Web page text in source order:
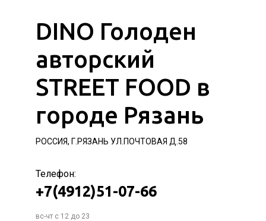
DINO Голоден
авторский
STREET FOOD в
городе Рязань
РОССИЯ, Г.РЯЗАНЬ УЛ.ПОЧТОВАЯ Д.58
Телефон:
+7(4912)51-07-66
вс-чт с 12 до 23